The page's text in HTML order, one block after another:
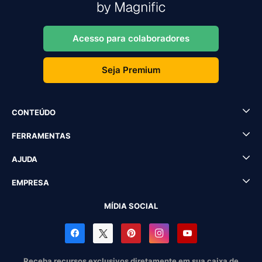
Acesso para colaboradores
Seja Premium
CONTEÚDO
FERRAMENTAS
AJUDA
EMPRESA
MÍDIA SOCIAL